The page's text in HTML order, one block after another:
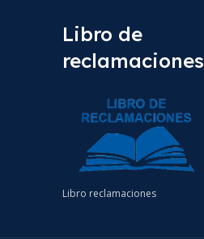
Libro de
reclamaciones
Libro reclamaciones